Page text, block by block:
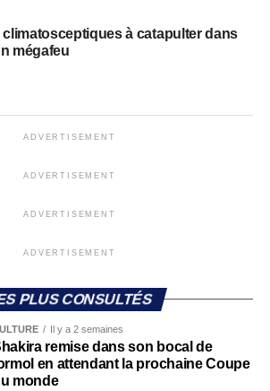
climatosceptiques à catapulter dans
mégafeu
ADVERTISEMENT
ADVERTISEMENT
ADVERTISEMENT
ADVERTISEMENT
PLUS CONSULTÉS
Il y a 2 semaines
remise dans son bocal de
en attendant la prochaine Coupe
monde